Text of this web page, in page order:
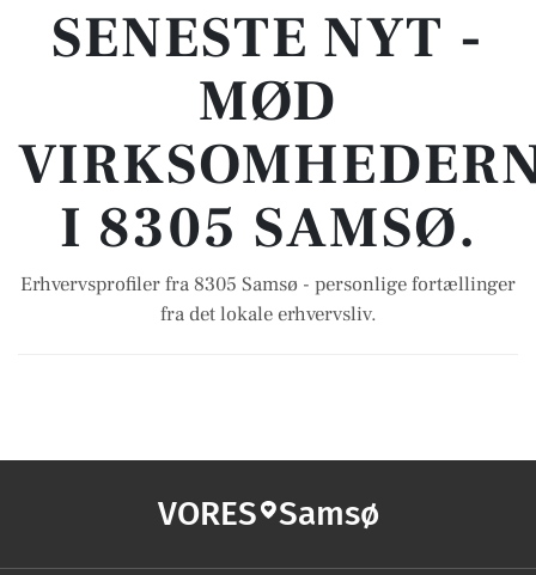
SENESTE NYT -
MØD
I 8305 SAMSØ.
Erhvervsprofiler fra 8305 Samsø - personlige fortællinger
fra det lokale erhvervsliv.
VORES Samsø